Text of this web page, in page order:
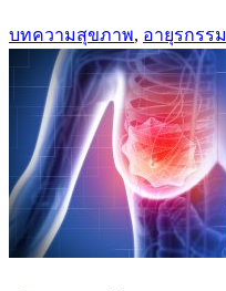
บทความสุขภาพ, อายุรกรรม